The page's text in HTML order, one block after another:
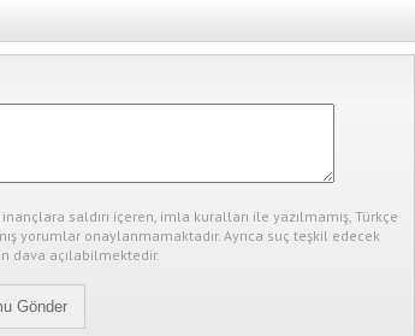
saldırı içeren, imla kuralları ile yazılmamış, Türkçe
yorumlar onaylanmamaktadır. Ayrıca suç teşkil edecek
dava açılabilmektedir.